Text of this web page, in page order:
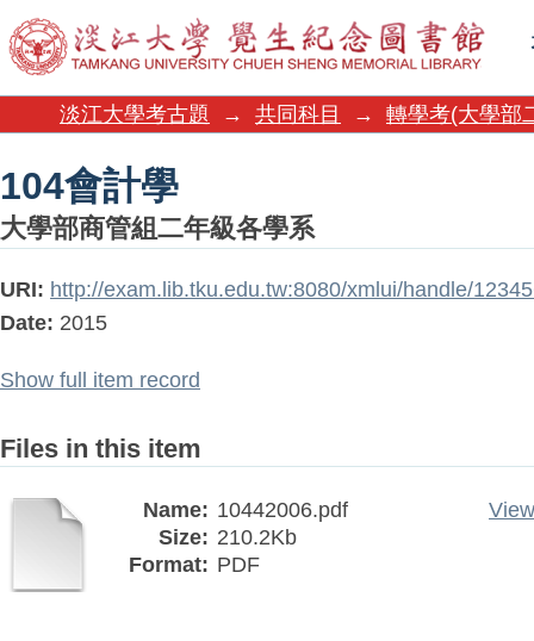
104會計學
淡江大學考古題 → 共同科目 → 轉學考(大學部
104會計學
大學部商管組二年級各學系
URI: http://exam.lib.tku.edu.tw:8080/xmlui/handle/
Date: 2015
Show full item record
Files in this item
Name: 10442006.pdf
Size: 210.2Kb
Format: PDF